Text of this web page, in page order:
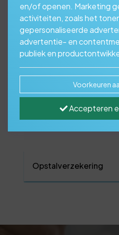
Algemene
over deze
Opstalverzekering
en/of openen. Marketing
activiteiten, zoals het
gepersonaliseerde
advertentie- en
publiek en
Voorkeuren
Accepteren